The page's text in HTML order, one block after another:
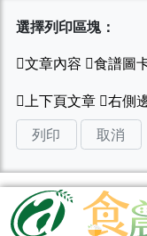
選擇列印區塊：
列印 取消